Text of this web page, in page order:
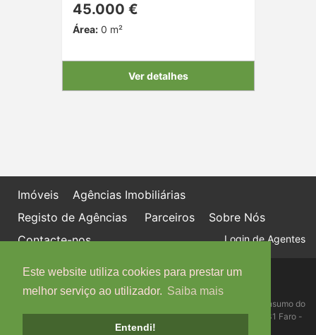
Este website utiliza cookies para prestar um
melhor serviço ao utilizador. Saiba mais
Entendi!
45.000 €
Área:0 m²
Ver detalhes
Imóveis
Agências Imobiliárias
Registo de Agências
Parceiros
Sobre Nós
Contacte-nos
Login de Agentes
Política de proteção de dados
Livro de Reclamações online
Centro de Informação, Mediação e Arbitragem de Conflitos de Consumo do
Algarve - Edifício Ninho de Empresas, Estrada da Penha, 8005-131 Faro -
Telefone: 289 823 135 cimaal@mail.telepac.pt